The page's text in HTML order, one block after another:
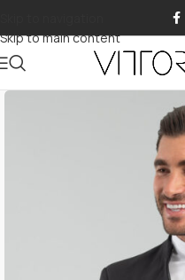
Skip to main content